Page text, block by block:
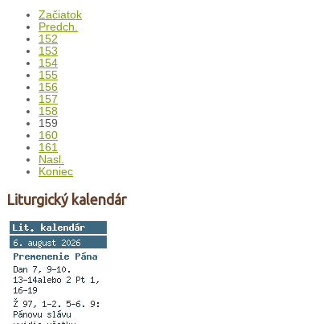
Začiatok
Predch.
152
153
154
155
156
157
158
159
160
161
Nasl.
Koniec
Liturgický kalendár